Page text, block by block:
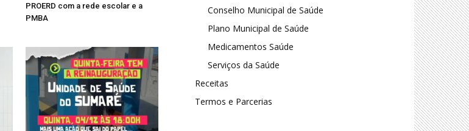
PROERD com a rede escolar e a
PMBA
Conselho Municipal de Saúde
Plano Municipal de Saúde
Medicamentos Saúde
Serviços da Saúde
Receitas
Termos e Parcerias